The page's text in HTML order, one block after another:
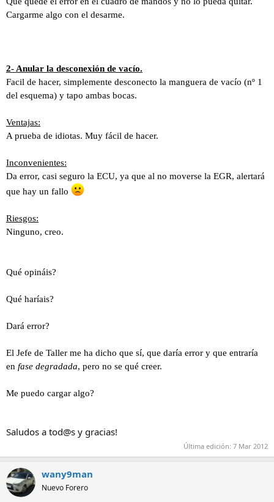
Cargarme algo con el desarme.
2- Anular la desconexión de vacío.
Facil de hacer, simplemente desconecto la manguera de vacío (nº 1
del esquema) y tapo ambas bocas.
Ventajas:
A prueba de idiotas. Muy fácil de hacer.
Inconvenientes:
Da error, casi seguro la ECU, ya que al no moverse la EGR, alertará
que hay un fallo
Riesgos:
Ninguno, creo.
Qué opináis?
Qué haríais?
Dará error?
El Jefe de Taller me ha dicho que sí, que daría error y que entraría
en fase degradada, pero no se qué creer.
Me puedo cargar algo?
Saludos a tod@s y gracias!
Última edición: 7 Mar 2012
wany9man
Nuevo Forero